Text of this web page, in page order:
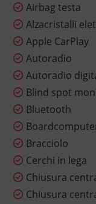
Airbag testa
Alzacristalli
Apple CarPlay
Autoradio
Autoradio
Blind spot
Bluetooth
Bracciolo
Cerchi in lega
Chiusura
Chiusura